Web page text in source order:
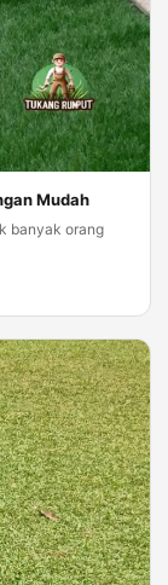
Mudah
banyak orang